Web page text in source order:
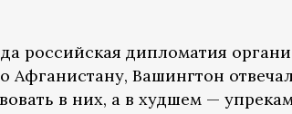
российская дипломатия
Вашингтон
в них, а в худшем —